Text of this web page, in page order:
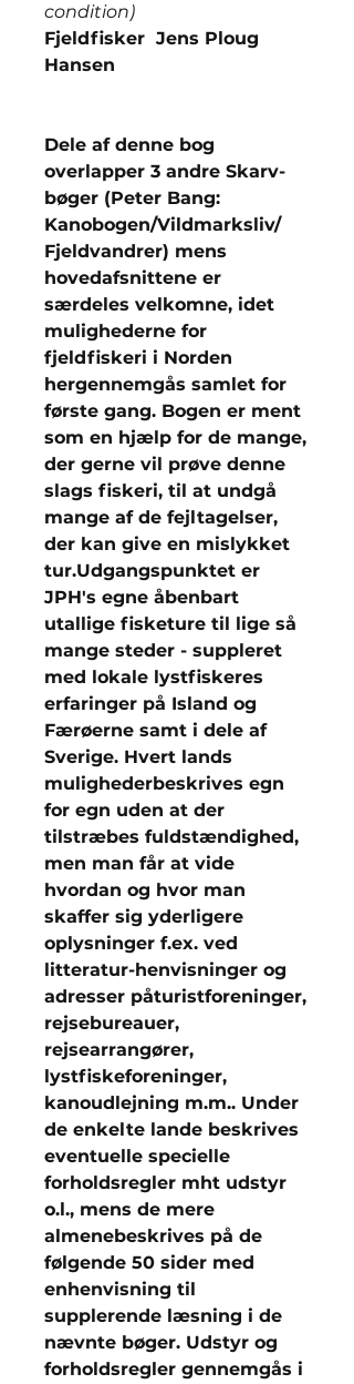
condition)
Fjeldfisker Jens Ploug
Hansen
Dele af denne bog
overlapper 3 andre Skarv-
bøger (Peter Bang:
Kanobogen/Vildmarksliv/
Fjeldvandrer) mens
hovedafsnittene er
særdeles velkomne, idet
mulighederne for
fjeldfiskeri i Norden
hergennemgås samlet for
første gang. Bogen er ment
som en hjælp for de mange,
der gerne vil prøve denne
slags fiskeri, til at undgå
mange af de fejltagelser,
der kan give en mislykket
tur.Udgangspunktet er
JPH's egne åbenbart
utallige fisketure til lige så
mange steder - suppleret
med lokale lystfiskeres
erfaringer på Island og
Færøerne samt i dele af
Sverige. Hvert lands
mulighederbeskrives egn
for egn uden at der
tilstræbes fuldstændighed,
men man får at vide
hvordan og hvor man
skaffer sig yderligere
oplysninger f.ex. ved
litteratur-henvisninger og
adresser påturistforeninger,
rejsebureauer,
rejsearrangører,
lystfiskeforeninger,
kanoudlejning m.m.. Under
de enkelte lande beskrives
eventuelle specielle
forholdsregler mht udstyr
o.l., mens de mere
almenebeskrives på de
følgende 50 sider med
enhenvisning til
supplerende læsning i de
nævnte bøger. Udstyr og
forholdsregler gennemgås i